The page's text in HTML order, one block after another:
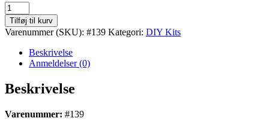
Mini
DIY
Kit,
Engel
antal
Tilføj til kurv
Varenummer (SKU): #139 Kategori: DIY Kits
Beskrivelse
Anmeldelser (0)
Beskrivelse
Varenummer: #139